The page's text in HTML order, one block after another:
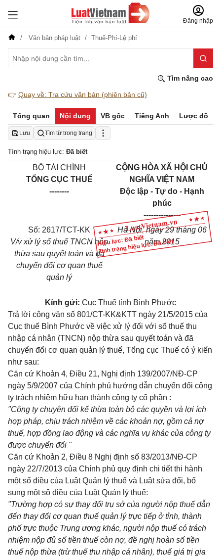
Đăng nhập
Văn bản pháp luật Thuế-Phí-Lệ phí
Tìm nâng cao
👉 Quay về: Tra cứu văn bản (phiên bản cũ)
Tổng quan Nội dung VB gốc Tiếng Anh Lược đồ
Lưu Tìm từ trong trang
Tình trạng hiệu lực: Đã biết
Hiệu lực: Đã biết
Tình trạng hiệu lực: Đã biết
BỘ TÀI CHÍNH
TỔNG CỤC THUẾ
--------
CỘNG HÒA XÃ HỘI CHỦ
NGHĨA VIỆT NAM
Độc lập - Tự do - Hạnh
phúc
---------------
Số: 2617/TCT-KK
V/v xử lý số thuế TNCN nộp
thừa sau quyết toán và đã
chuyển đổi cơ quan thuế
quản lý
Hà Nội, ngày 29 tháng 06
năm 2015
Kính gửi: Cục Thuế tỉnh Bình Phước
Trả lời công văn số 801/CT-KK&KTT ngày 21/5/2015 của
Cục thuế Bình Phước về việc xử lý đối với số thuế thu
nhập cá nhân (TNCN) nộp thừa sau quyết toán và đã
chuyển đổi cơ quan quản lý thuế, Tổng cục Thuế có ý kiến
như sau:
Căn cứ Khoản 4, Điều 21, Nghị định 139/2007/NĐ-CP
ngày 5/9/2007 của Chính phủ hướng dẫn chuyển đổi công
ty trách nhiệm hữu hạn thành công ty cổ phần :
"Công ty chuyên đổi kế thừa toàn bộ các quyền và lợi ích
hợp pháp, chịu trách nhiệm về các khoản nợ, gồm cả nợ
thuế, hợp đồng lao động và các nghĩa vụ khác của công ty
được chuyển đổi "
Căn cứ Khoản 2, Điều 8 Nghị định số 83/2013/NĐ-CP
ngày 22/7/2013 của Chính phủ quy định chi tiết thi hành
một số điều của Luật Quản lý thuế và Luật sửa đổi, bổ
sung một sô điều của Luật Quản lý thuế:
"Trường hợp có sự thay đổi trụ sở của người nộp thuế dẫn
đến thay đổi cơ quan thuế quản lý trực tiếp ở tỉnh, thành
phố trực thuộc Trung ương khác, người nộp thuế có trách
nhiệm nộp đủ số tiền thuế còn nợ, đề nghị hoàn số tiền
thuế nộp thừa (trừ thuế thu nhập cá nhân), thuế giá trị gia